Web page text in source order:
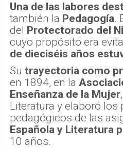
Una de las labores
también la Pedagogía.
del Protectorado del
cuyo propósito era
de dieciséis años
Su trayectoria como
en 1894, en la
Enseñanza de la Mujer
Literatura y elaboró los
pedagógicos de las
Española y Literatura
10 años.